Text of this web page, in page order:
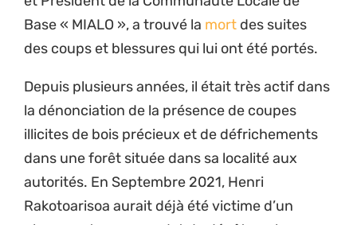
Base « MIALO », a trouvé la mort des suites
des coups et blessures qui lui ont été portés.
Depuis plusieurs années, il était très actif dans
la dénonciation de la présence de coupes
illicites de bois précieux et de défrichements
dans une forêt située dans sa localité aux
autorités. En Septembre 2021, Henri
Rakotoarisoa aurait déjà été victime d’un